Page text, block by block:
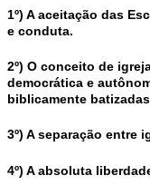
1º) A aceitação das
e conduta.
2º) O conceito de
democrática e
biblicamente
3º) A separação entre
4º) A absoluta